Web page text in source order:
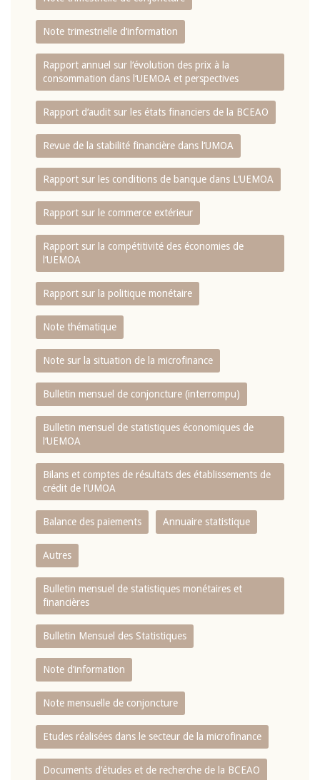
Note trimestrielle d‘information
Rapport annuel sur l‘évolution des prix à la
consommation dans l‘UEMOA et perspectives
Rapport d‘audit sur les états financiers de la BCEAO
Revue de la stabilité financière dans l‘UMOA
Rapport sur les conditions de banque dans L‘UEMOA
Rapport sur le commerce extérieur
Rapport sur la compétitivité des économies de
l‘UEMOA
Rapport sur la politique monétaire
Note thématique
Note sur la situation de la microfinance
Bulletin mensuel de conjoncture (interrompu)
Bulletin mensuel de statistiques économiques de
l‘UEMOA
Bilans et comptes de résultats des établissements de
crédit de l‘UMOA
Balance des paiements Annuaire statistique
Autres
Bulletin mensuel de statistiques monétaires et
financières
Bulletin Mensuel des Statistiques
Note d’information
Note mensuelle de conjoncture
Etudes réalisées dans le secteur de la microfinance
Documents d’études et de recherche de la BCEAO